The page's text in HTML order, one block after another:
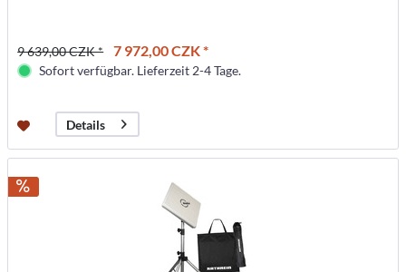
9 639,00 CZK * 7 972,00 CZK *
Sofort verfügbar. Lieferzeit 2-4 Tage.
Details